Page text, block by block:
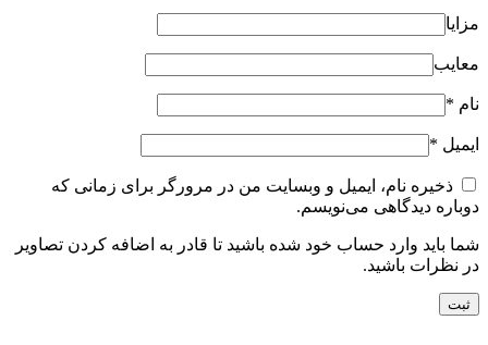
مزایا
معایب
نام *
ایمیل *
ذخیره نام، ایمیل و وبسایت من در مرورگر برای زمانی که
دوباره دیدگاهی می‌نویسم.
شما باید وارد حساب خود شده باشید تا قادر به اضافه کردن تصاویر
در نظرات باشید.